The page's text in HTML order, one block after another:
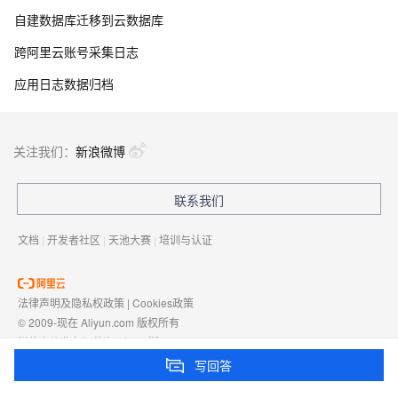
自建数据库迁移到云数据库
跨阿里云账号采集日志
应用日志数据归档
写回答
关注我们： 新浪微博
联系我们
文档 | 开发者社区 | 天池大赛 | 培训与认证
法律声明及隐私权政策 | Cookies政策
© 2009-现在 Aliyun.com 版权所有
增值电信业务经营许可证： 浙B2-20080101
浙D3-20210002
浙公网安备 33010602009975号浙B2-20080101-4